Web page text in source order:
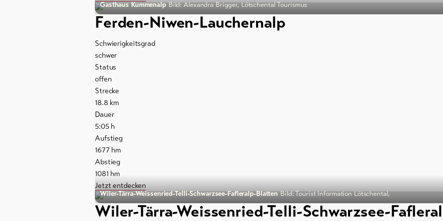
Gasthaus Kummenalp Bild: Alexandra Brigger, Lötschental Tourismus
Ferden-Niwen-Lauchernalp
Schwierigkeitsgrad
schwer
Status
offen
Strecke
18.8 km
Dauer
5:05h
Aufstieg
1677 hm
Abstieg
1081 hm
Jetzt entdecken
Wiler-Tärra-Weissenried-Telli-Schwarzsee-Fafleralp-Blatten Bild: Tourist Information Lötschental,
Wiler-Tärra-Weissenried-Telli-Schwarzsee-